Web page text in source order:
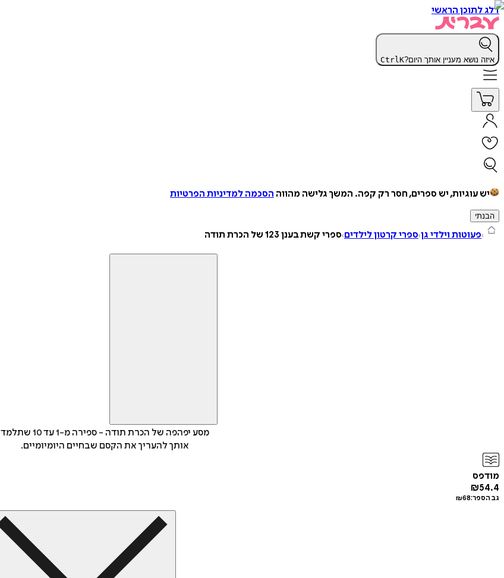
דלג לתוכן הראשי
איזה נושא מעניין אותך היום? CtrlK
יש עוגיות, יש ספרים, חסר רק קפה. המשך גלישה מהווה הסכמה למדיניות הפרטיות
הבנתי
פעוטות וילדי גן ספרי קרטון לילדים ספרי קשת בענן 123 של הכרת תודה
מסע יפהפה של הכרת תודה - ספירה מ-1 עד 10 שתלמד
אותך להעריך את הקסם שבחיים היומיומיים.
מודפס
₪54.4
גב הספר: ₪68